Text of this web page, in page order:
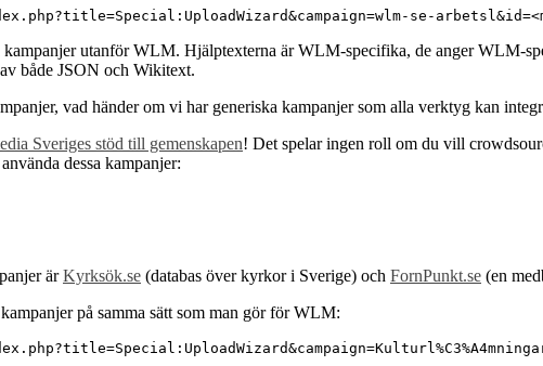
se-
kampanjer utanför WLM. Hjälptexterna är WLM-specifika, de anger WLM-
både JSON och Wikitext.
vad händer om vi har generiska kampanjer som alla verktyg kan
Sveriges stöd till gemenskapen! Det spelar ingen roll om du vill
dessa kampanjer:
ärKyrksök.se (databas över kyrkor i Sverige) och FornPunkt.se (en
på samma sätt som man gör för WLM: